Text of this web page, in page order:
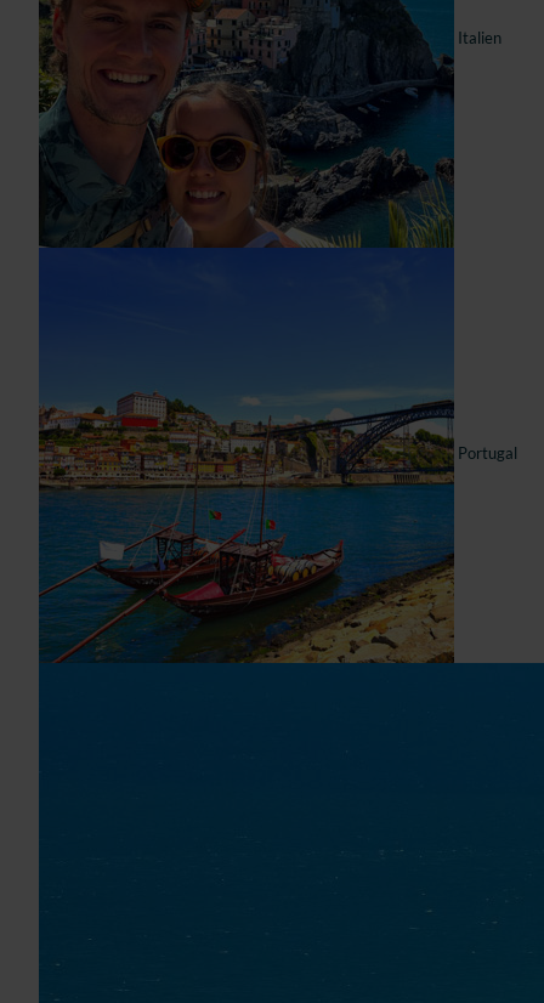
Italien
Portugal